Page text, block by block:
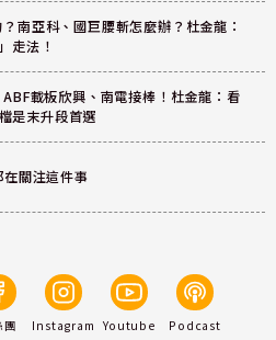
南亞科、國巨腰斬怎麼辦？杜金龍：
走法！
載板欣興、南電接棒！杜金龍：看
是末升段首選
關注這件事
團 Instagram Youtube Podcast